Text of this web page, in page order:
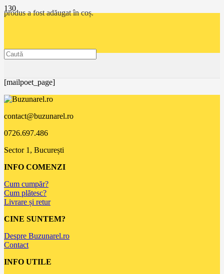
produsa fost adăugat în coș.
[mailpoet_page]
contact@buzunarel.ro
0726.697.486
Sector 1, București
INFO COMENZI
Cum cumpăr?
Cum plătesc?
Livrare și retur
CINE SUNTEM?
Despre Buzunarel.ro
Contact
INFO UTILE